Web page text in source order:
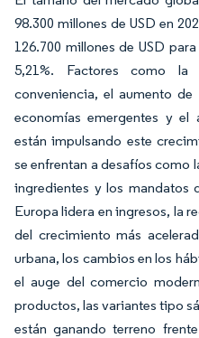
98.300 millones de USD en
126.700 millones de USD
5,21%. Factores como la
conveniencia, el aumento
economías emergentes y el
están impulsando este
se enfrentan a desafíos como
ingredientes y los mandatos
Europa lidera en ingresos, la
del crecimiento más
urbana, los cambios en los
el auge del comercio
productos, las variantes tipo
están ganando terreno